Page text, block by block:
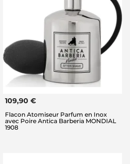
109,90 €
Flacon Atomiseur Parfum en Inox
avec Poire Antica Barberia MONDIAL
1908